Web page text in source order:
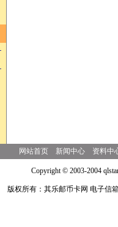
网站首页 新闻中心 资料中
Copyright © 2003-2004
版权所有：其乐邮币卡网 电子信